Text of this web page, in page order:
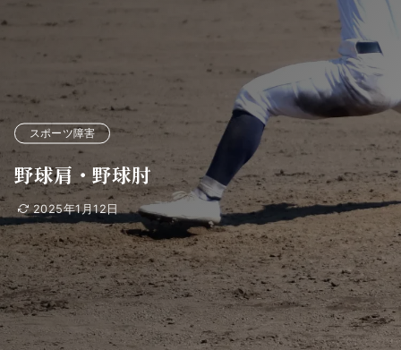
スポーツ障害
野球肩・野球肘
2025年1月12日